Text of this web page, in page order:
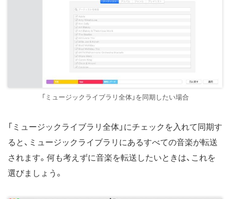
「ミュージックライブラリ全体」を同期したい場合
「ミュージックライブラリ全体」にチェックを入れて同期す
ると、ミュージックライブラリにあるすべての音楽が転送
されます。何も考えずに音楽を転送したいときは、これを
選びましょう。